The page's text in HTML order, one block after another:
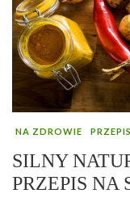
NA ZDROWIE
SILNY
PRZEPIS NA